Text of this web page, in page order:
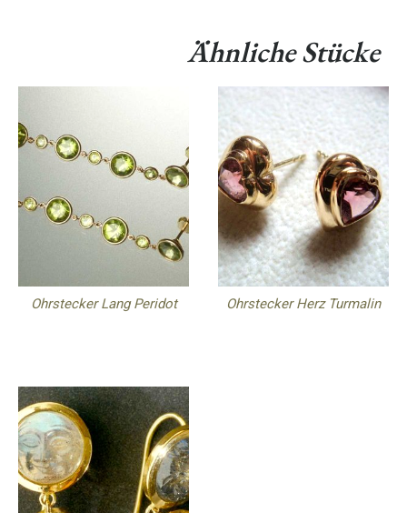
Ähnliche Stücke
Ohrstecker Lang Peridot Ohrstecker Herz Turmalin